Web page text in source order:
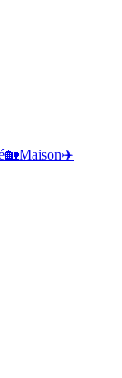
🏡Maison✈️